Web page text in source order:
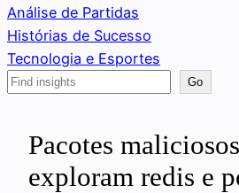
Análise de Partidas
Histórias de Sucesso
Tecnologia e Esportes
Search
Go
Pacotes
exploram redis e